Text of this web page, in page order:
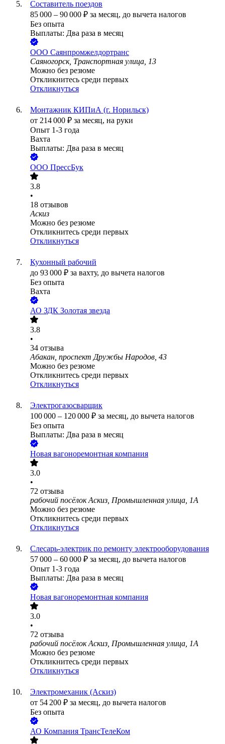
Составитель поездов
85 000 – 90 000 ₽ за месяц, до вычета налогов
Без опыта
Выплаты: Два раза в месяц
ООО Саянпромжелдортранс
Саяногорск, Транспортная улица, 13
Можно без резюме
Откликнитесь среди первых
Откликнуться
Монтажник КИПиА (г. Норильск)
от 214 000 ₽ за месяц, на руки
Опыт 1-3 года
Вахта
Выплаты: Два раза в месяц
ООО ПрессБук
3.8
•
18 отзывов
Аскиз
Можно без резюме
Откликнитесь среди первых
Откликнуться
Кухонный рабочий
до 93 000 ₽ за вахту, до вычета налогов
Без опыта
Вахта
АО ЗДК Золотая звезда
3.8
•
34 отзыва
Абакан, проспект Дружбы Народов, 43
Можно без резюме
Откликнитесь среди первых
Откликнуться
Электрогазосварщик
100 000 – 120 000 ₽ за месяц, до вычета налогов
Без опыта
Выплаты: Два раза в месяц
Новая вагоноремонтная компания
3.0
•
72 отзыва
рабочий посёлок Аскиз, Промышленная улица, 1А
Можно без резюме
Откликнитесь среди первых
Откликнуться
Слесарь-электрик по ремонту электрооборудования
57 000 – 60 000 ₽ за месяц, до вычета налогов
Опыт 1-3 года
Выплаты: Два раза в месяц
Новая вагоноремонтная компания
3.0
•
72 отзыва
рабочий посёлок Аскиз, Промышленная улица, 1А
Можно без резюме
Откликнитесь среди первых
Откликнуться
Электромеханик (Аскиз)
от 54 200 ₽ за месяц, до вычета налогов
Без опыта
АО Компания ТрансТелеКом